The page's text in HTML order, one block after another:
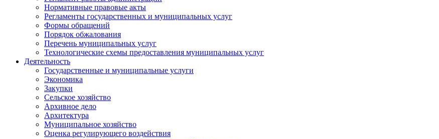
Нормативные правовые акты
Регламенты государственных и муниципальных услуг
Формы обращений
Порядок обжалования
Перечень муниципальных услуг
Технологические схемы предоставления муниципальных услуг
Деятельность
Государственные и муниципальные услуги
Экономика
Закупки
Сельское хозяйство
Архивное дело
Архитектура
Муниципальное хозяйство
Оценка регулирующего воздействия